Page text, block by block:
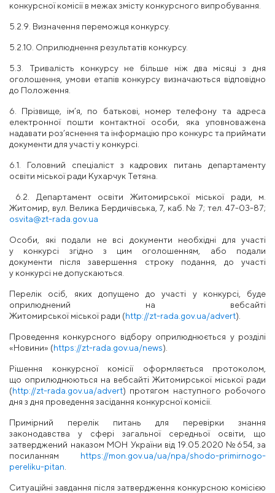
конкурсної комісії в межах змісту конкурсного випробування.
5.2.9. Визначення переможця конкурсу.
5.2.10. Оприлюднення результатів конкурсу.
5.3. Тривалість конкурсу не більше ніж два місяці з дня
оголошення, умови етапів конкурсу визначаються відповідно
до Положення.
6. Прізвище, ім’я, по батькові, номер телефону та адреса
електронної пошти контактної особи, яка уповноважена
надавати роз’яснення та інформацію про конкурс та приймати
документи для участі у конкурсі.
6.1. Головний спеціаліст з кадрових питань департаменту
освіти міської ради Кухарчук Тетяна.
6.2. Департамент освіти Житомирської міської ради,
м.
Житомир, вул. Велика Бердичівська, 7, каб. № 7; тел. 47-03-87;
osvita@zt-rada.gov.ua
Особи, які подали не всі документи необхідні для
участі
у
конкурсі згідно
з цим оголошенням, або подали
документи
після завершення строку подання, до
участі
у конкурсі не допускаються.
Перелік осіб, яких допущено до участі
у конкурсі, буде
оприлюднений на вебсайті
Житомирської міської ради (http://zt-rada.gov.ua/advert).
Проведення конкурсного відбору оприлюднюється у розділі
«Новини» (https://zt-rada.gov.ua/news).
Рішення конкурсної комісії оформляється протоколом,
що оприлюднюються на вебсайті Житомирської міської ради
(http://zt-rada.gov.ua/advert) протягом наступного робочого
дня з дня проведення засідання конкурсної комісії.
Примірний перелік питань для перевірки знання
законодавства у сфері
загальної середньої освіти, що
затверджений наказом МОН України від 19.05.2020 №654, за
посиланням https://mon.gov.ua/ua/npa/shodo-primirnogo-
pereliku-pitan
Ситуаційні завдання після затвердження конкурсною комісією